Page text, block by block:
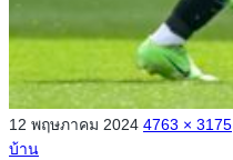
12 พฤษภาคม 2024 4763 × 3175
บ้าน